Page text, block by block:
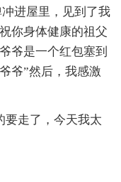
进屋里，见到了我
你身体健康的祖父
爷是一个红包塞到
爷”然后，我感激
要走了，今天我太